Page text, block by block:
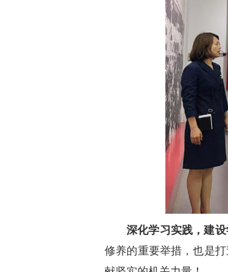
深化学习实践，建设
修养的重要举措，也是